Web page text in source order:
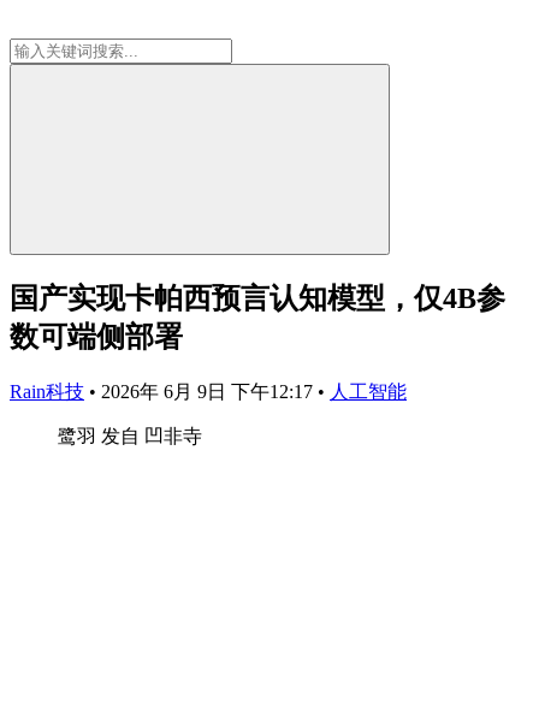
国产实现卡帕西预言认知模型，仅4B参
数可端侧部署
Rain科技 • 2026年 6月 9日 下午12:17 • 人工智能
鹭羽 发自 凹非寺